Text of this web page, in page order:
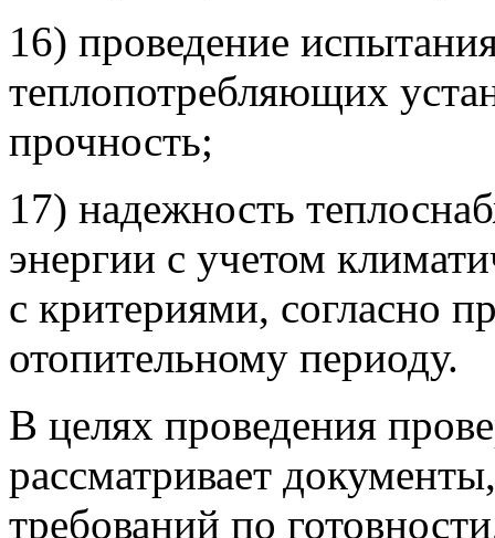
16) проведение
теплопотребляющих
прочность;
17) надежность
энергии с учетом
с критериями, согласно
отопительному периоду.
В целях проведения
рассматривает
требований по